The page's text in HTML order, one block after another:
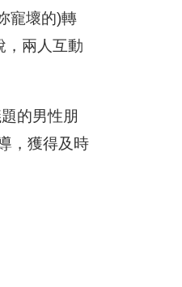
寵壞的)轉
，兩人互動
的男性朋
，獲得及時